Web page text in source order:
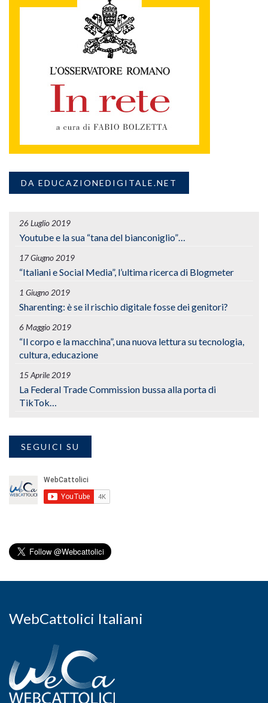
DA EDUCAZIONEDIGITALE.NET
26 Luglio 2019
Youtube e la sua “tana del bianconiglio”…
17 Giugno 2019
“Italiani e Social Media”, l’ultima ricerca di Blogmeter
1 Giugno 2019
Sharenting: è se il rischio digitale fosse dei genitori?
6 Maggio 2019
“Il corpo e la macchina”, una nuova lettura su tecnologia,
cultura, educazione
15 Aprile 2019
La Federal Trade Commission bussa alla porta di
TikTok…
SEGUICI SU
WebCattolici Italiani